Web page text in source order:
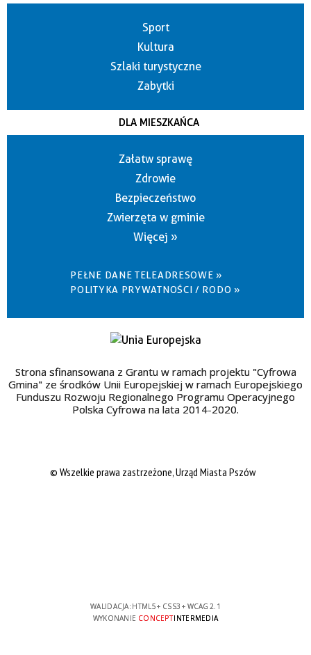
Sport
Kultura
Szlaki turystyczne
Zabytki
DLA MIESZKAŃCA
Załatw sprawę
Zdrowie
Bezpieczeństwo
Zwierzęta w gminie
Więcej »
PEŁNE DANE TELEADRESOWE »
POLITYKA PRYWATNOŚCI / RODO »
Strona sfinansowana z Grantu w ramach projektu "Cyfrowa
Gmina" ze środków Unii Europejskiej w ramach Europejskiego
Funduszu Rozwoju Regionalnego Programu Operacyjnego
Polska Cyfrowa na lata 2014-2020.
© Wszelkie prawa zastrzeżone, Urząd Miasta Pszów
WALIDACJA: HTML5+ CSS3 + WCAG 2.1
WYKONANIE CONCEPTINTERMEDIA